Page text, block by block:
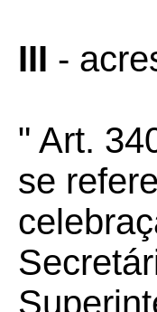
III -
" Art.
se